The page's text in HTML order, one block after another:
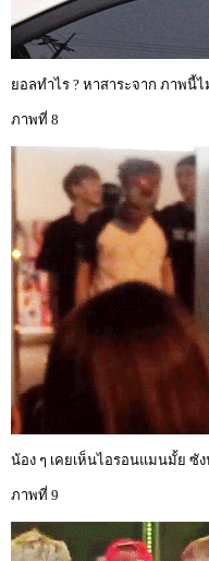
ยอลทำไร ? หาสาระจาก ภาพนี้ไ
ภาพที่ 8
น้อง ๆ เคยเห็นไอรอนแมนมั้ย ซัง
ภาพที่ 9